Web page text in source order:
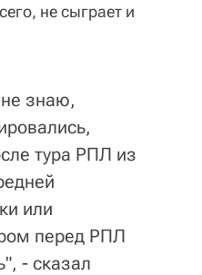
не сыграет и
знаю,
тура РПЛ из
или
перед РПЛ
- сказал